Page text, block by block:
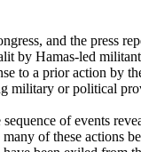
and the press
by Hamas-led
to a prior action by
military or political
of events
of these actions